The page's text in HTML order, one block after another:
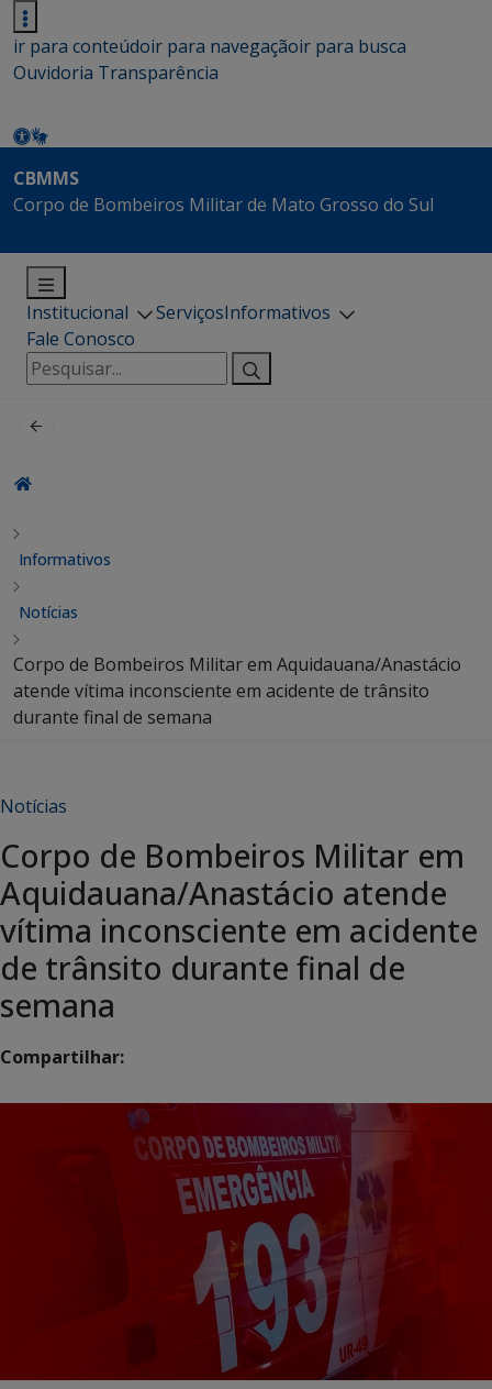
ir para conteúdoir para navegaçãoir para busca
Ouvidoria Transparência
CBMMS
Corpo de Bombeiros Militar de Mato Grosso do Sul
Institucional ServiçosInformativos
Fale Conosco
Pesquisar
por:
Informativos
Notícias
Corpo de Bombeiros Militar em Aquidauana/Anastácio
atende vítima inconsciente em acidente de trânsito
durante final de semana
Notícias
Corpo de Bombeiros Militar em
Aquidauana/Anastácio atende
vítima inconsciente em acidente
de trânsito durante final de
semana
Compartilhar: